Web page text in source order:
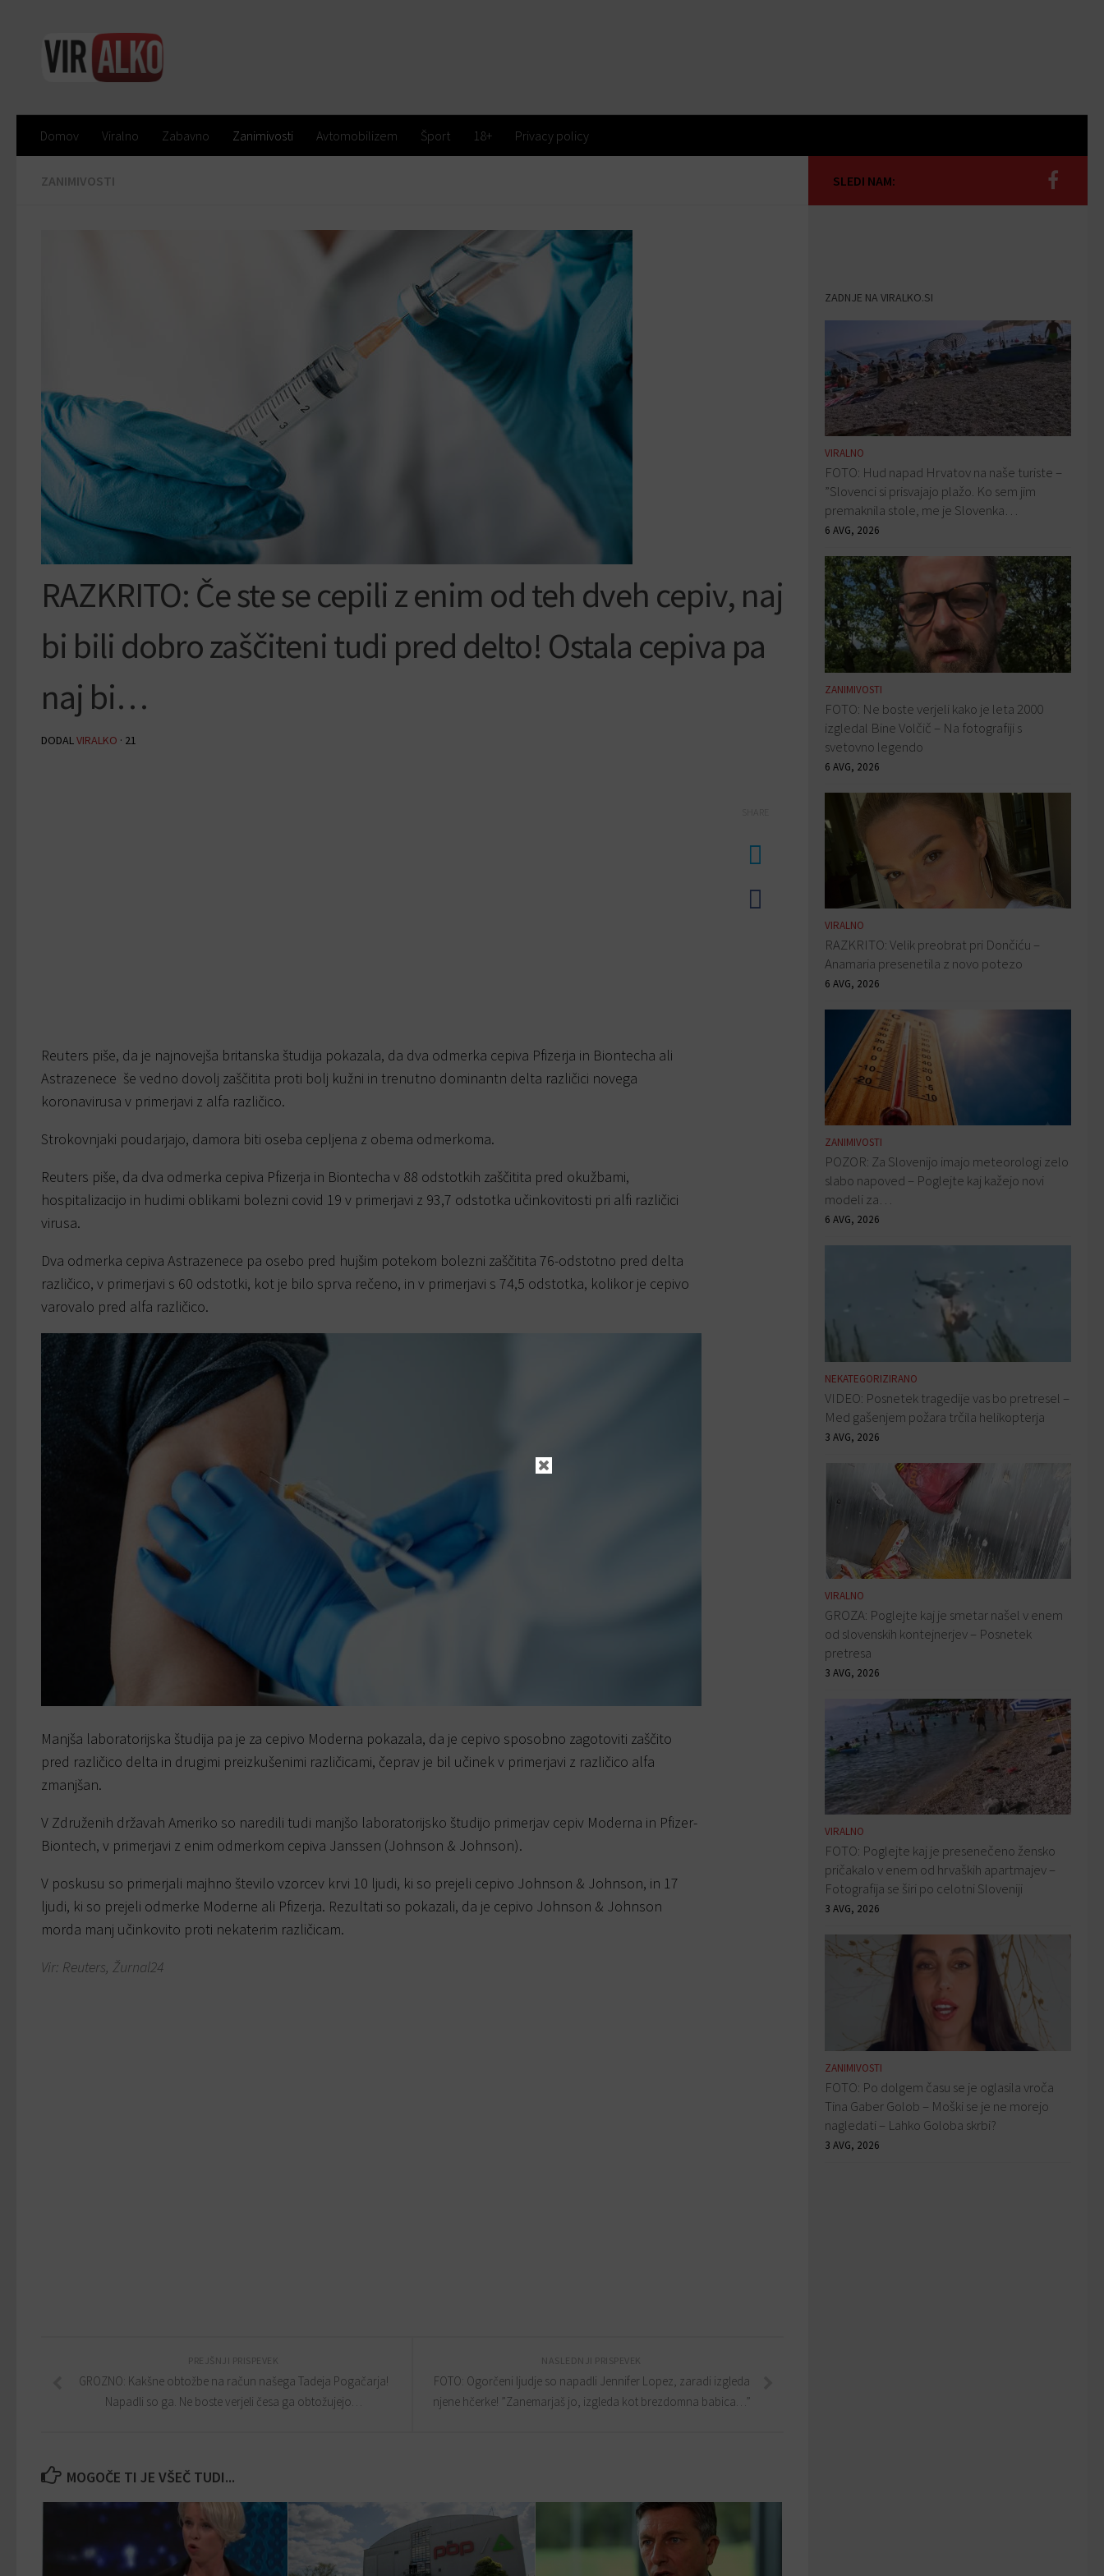
Domov Viralno Zabavno Zanimivosti Avtomobilizem Šport 18+ Privacy policy
ZANIMIVOSTI
RAZKRITO: Če ste se cepili z enim od teh dveh cepiv, naj
bi bili dobro zaščiteni tudi pred delto! Ostala cepiva pa
naj bi…
DODALVIRALKO · 21
Reuters piše, da je najnovejša britanska študija pokazala, da dva odmerka cepiva Pfizerja in Biontecha ali
Astrazenece še vedno dovolj zaščitita proti bolj kužni in trenutno dominantn delta različici novega
koronavirusa v primerjavi z alfa različico.
Strokovnjaki poudarjajo, damora biti oseba cepljena z obema odmerkoma.
Reuters piše, da dva odmerka cepiva Pfizerja in Biontecha v 88 odstotkih zaščitita pred okužbami,
hospitalizacijo in hudimi oblikami bolezni covid 19 v primerjavi z 93,7 odstotka učinkovitosti pri alfi različici
virusa.
Dva odmerka cepiva Astrazenece pa osebo pred hujšim potekom bolezni zaščitita 76-odstotno pred delta
različico, v primerjavi s 60 odstotki, kot je bilo sprva rečeno, in v primerjavi s 74,5 odstotka, kolikor je cepivo
varovalo pred alfa različico.
Manjša laboratorijska študija pa je za cepivo Moderna pokazala, da je cepivo sposobno zagotoviti zaščito
pred različico delta in drugimi preizkušenimi različicami, čeprav je bil učinek v primerjavi z različico alfa
zmanjšan.
V Združenih državah Ameriko so naredili tudi manjšo laboratorijsko študijo primerjav cepiv Moderna in Pfizer-
Biontech, v primerjavi z enim odmerkom cepiva Janssen (Johnson & Johnson).
V poskusu so primerjali majhno število vzorcev krvi 10 ljudi, ki so prejeli cepivo Johnson & Johnson, in 17
ljudi, ki so prejeli odmerke Moderne ali Pfizerja. Rezultati so pokazali, da je cepivo Johnson & Johnson
morda manj učinkovito proti nekaterim različicam.
Vir: Reuters, Žurnal24
NASLEDNJI PRISPEVEK
FOTO: Ogorčeni ljudje so napadli Jennifer Lopez, zaradi izgleda
njene hčerke! ”Zanemarjaš jo, izgleda kot brezdomna babica…”
PREJŠNJI PRISPEVEK
GROZNO: Kakšne obtožbe na račun našega Tadeja Pogačarja!
Napadli so ga. Ne boste verjeli česa ga obtožujejo…
MOGOČE TI JE VŠEČ TUDI...
SLEDI NAM:
ZADNJE NA VIRALKO.SI
VIRALNO
FOTO: Hud napad Hrvatov na naše turiste –
”Slovenci si prisvajajo plažo. Ko sem jim
premaknila stole, me je Slovenka…
6 AVG, 2026
ZANIMIVOSTI
FOTO: Ne boste verjeli kako je leta 2000
izgledal Bine Volčič – Na fotografiji s
svetovno legendo
6 AVG, 2026
VIRALNO
RAZKRITO: Velik preobrat pri Dončiću –
Anamaria presenetila z novo potezo
6 AVG, 2026
ZANIMIVOSTI
POZOR: Za Slovenijo imajo meteorologi zelo
slabo napoved – Poglejte kaj kažejo novi
modeli za…
6 AVG, 2026
NEKATEGORIZIRANO
VIDEO: Posnetek tragedije vas bo pretresel –
Med gašenjem požara trčila helikopterja
3 AVG, 2026
VIRALNO
GROZA: Poglejte kaj je smetar našel v enem
od slovenskih kontejnerjev – Posnetek
pretresa
3 AVG, 2026
VIRALNO
FOTO: Poglejte kaj je presenečeno žensko
pričakalo v enem od hrvaških apartmajev –
Fotografija se širi po celotni Sloveniji
3 AVG, 2026
ZANIMIVOSTI
FOTO: Po dolgem času se je oglasila vroča
Tina Gaber Golob – Moški se je ne morejo
nagledati – Lahko Goloba skrbi?
3 AVG, 2026